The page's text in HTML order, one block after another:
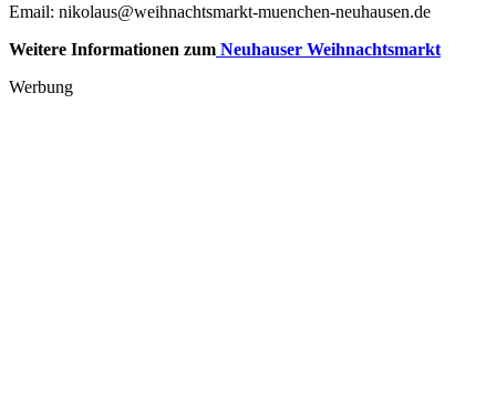
Email: nikolaus@weihnachtsmarkt-muenchen-neuhausen.de
Weitere Informationen zum Neuhauser Weihnachtsmarkt
Werbung